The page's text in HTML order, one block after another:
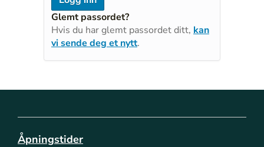
Glemt passordet?
Hvis du har glemt passordet ditt, kan
vi sende deg et nytt.
Åpningstider